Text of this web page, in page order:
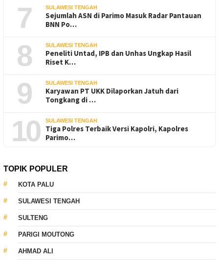
7 SULAWESI TENGAH
Sejumlah ASN di Parimo Masuk Radar Pantauan
BNN Po…
8 SULAWESI TENGAH
Peneliti Untad, IPB dan Unhas Ungkap Hasil
Riset K…
9 SULAWESI TENGAH
Karyawan PT UKK Dilaporkan Jatuh dari
Tongkang di …
10 SULAWESI TENGAH
Tiga Polres Terbaik Versi Kapolri, Kapolres
Parimo…
TOPIK POPULER
KOTA PALU
SULAWESI TENGAH
SULTENG
PARIGI MOUTONG
AHMAD ALI